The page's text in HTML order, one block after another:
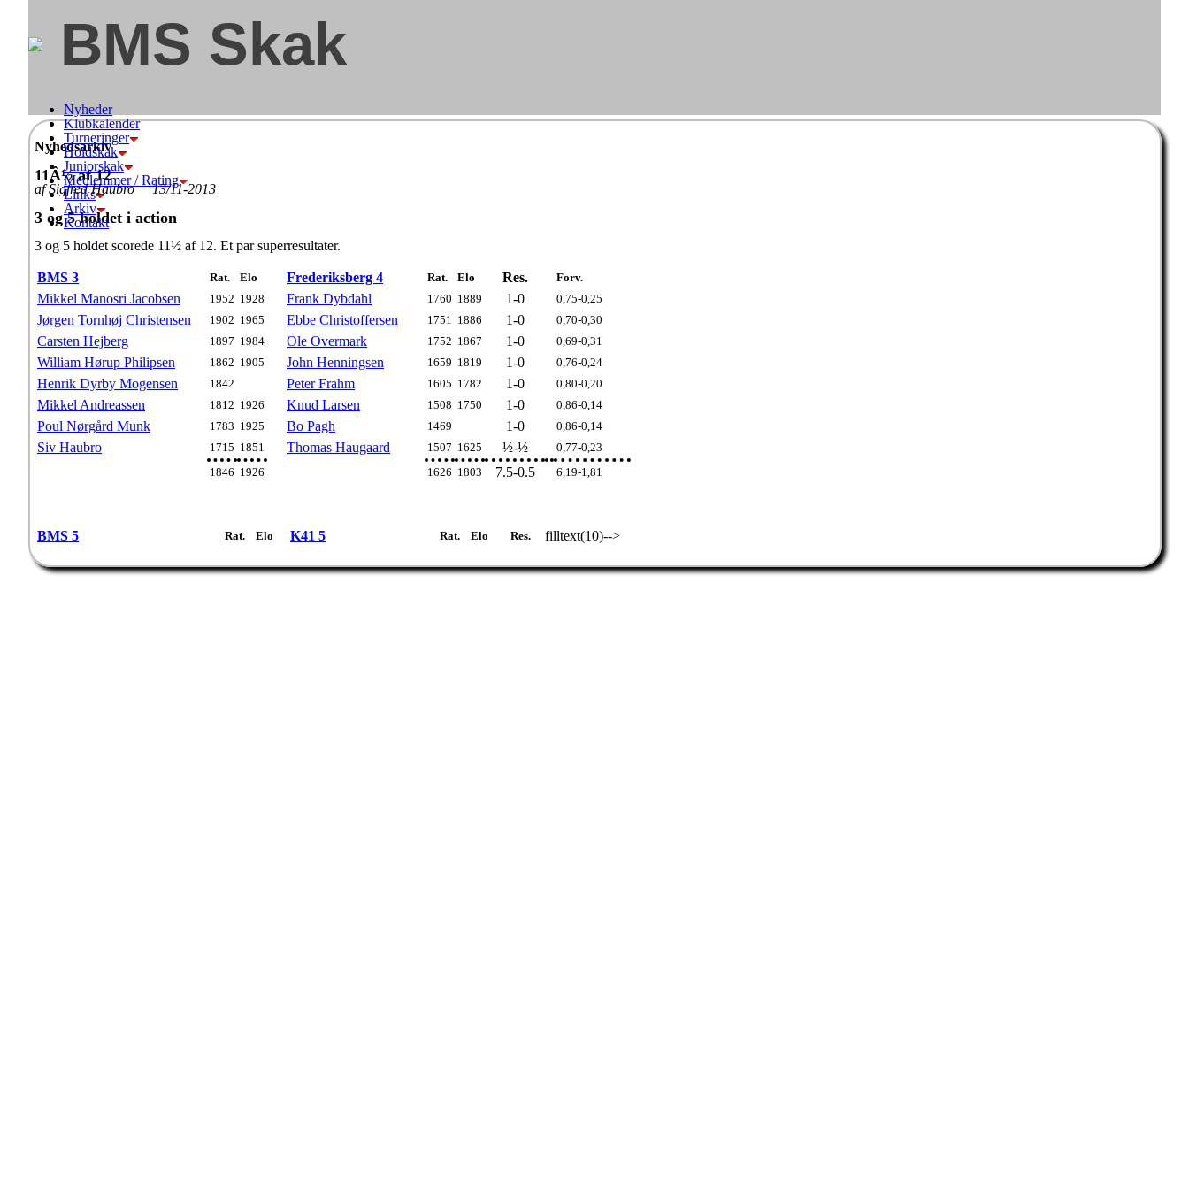
BMS Skak
Nyheder
Klubkalender
Turneringer
Holdskak
Juniorskak
Medlemmer / Rating
Links
Arkiv
Kontakt
Nyhedsarkiv
11Â½ af 12
af Sigfred Haubro 13/11-2013
3 og 5 holdet i action
3 og 5 holdet scorede 11½ af 12. Et par superresultater.
BMS 3 Rat. Elo Frederiksberg 4 Rat. Elo Res. Forv.
Mikkel Manosri Jacobsen 1952 1928 Frank Dybdahl 1760 1889 1-0 0,75-0,25
Jørgen Tornhøj Christensen 1902 1965 Ebbe Christoffersen 1751 1886 1-0 0,70-0,30
Carsten Hejberg 1897 1984 Ole Overmark 1752 1867 1-0 0,69-0,31
William Hørup Philipsen 1862 1905 John Henningsen 1659 1819 1-0 0,76-0,24
Henrik Dyrby Mogensen 1842 Peter Frahm 1605 1782 1-0 0,80-0,20
Mikkel Andreassen 1812 1926 Knud Larsen 1508 1750 1-0 0,86-0,14
Poul Nørgård Munk 1783 1925 Bo Pagh 1469 1-0 0,86-0,14
Siv Haubro 1715 1851 Thomas Haugaard 1507 1625 ½-½
0,77-0,23
1846 1926 1626 1803 7.5-0.5 6,19-1,81
BMS 5 Rat. Elo K41 5 Rat. Elo Res. filltext(10)-->